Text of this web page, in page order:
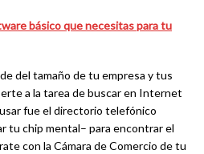
básico que necesitas para tu
del tamaño de tu empresa y tus
a la tarea de buscar en Internet
fue el directorio telefónico
tu chip mental– para encontrar el
con la Cámara de Comercio de tu